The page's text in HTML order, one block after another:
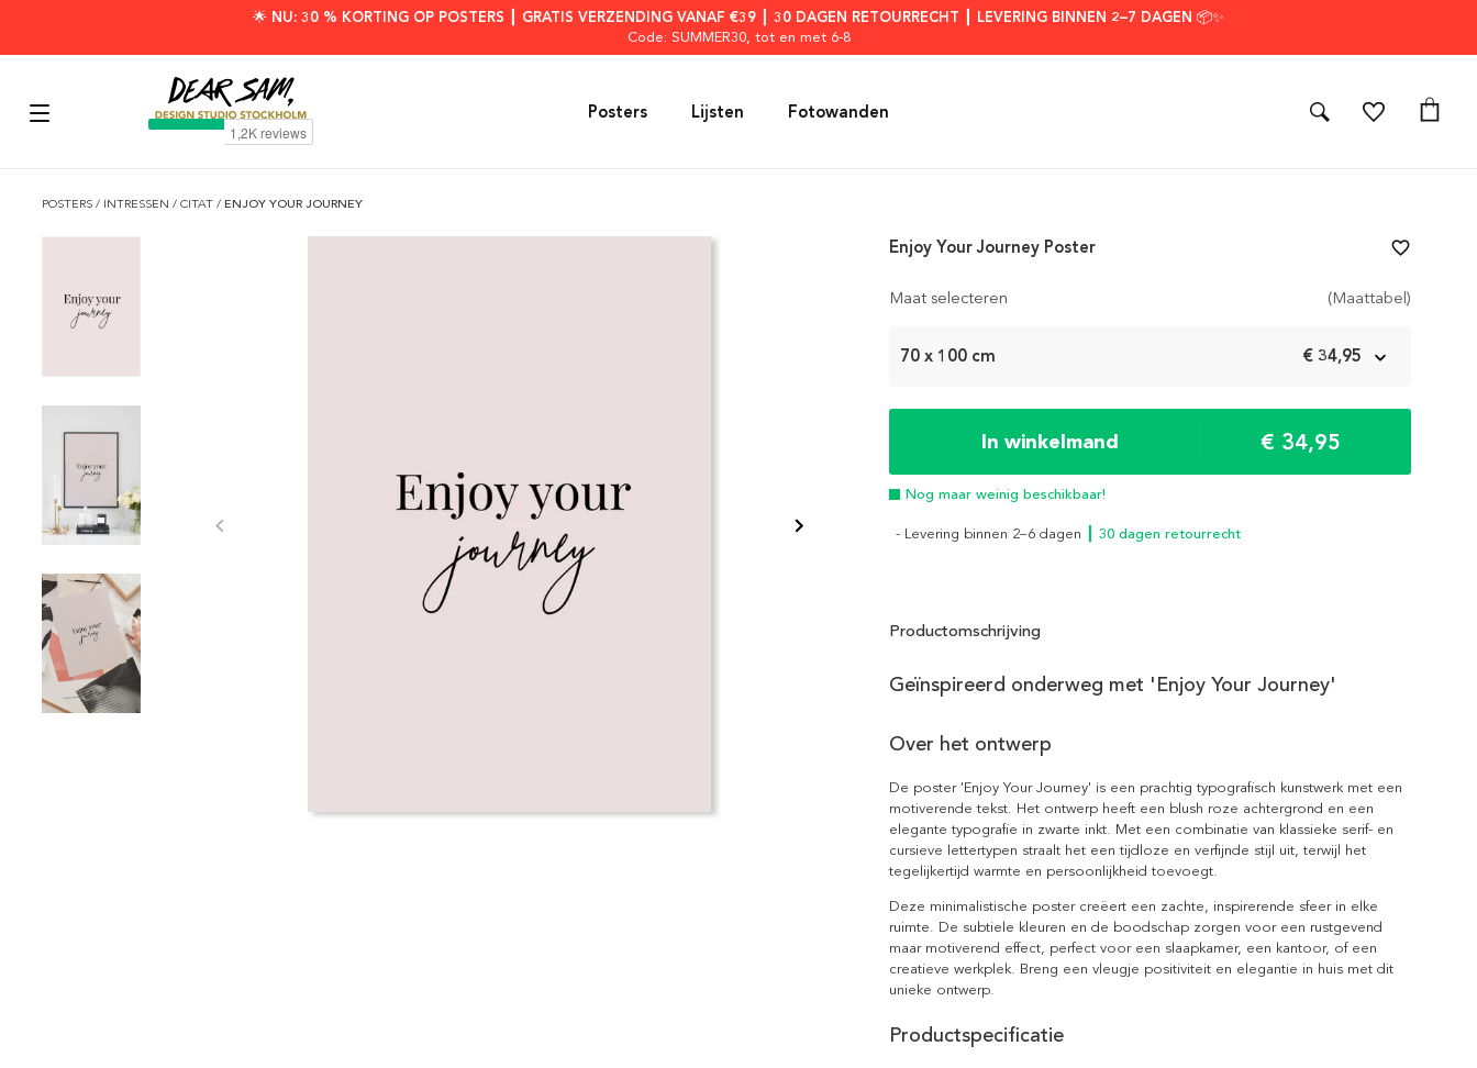
🌟 NU: 30 % KORTING OP POSTERS ┃ GRATIS VERZENDING VANAF €39 ┃ 30 DAGEN RETOURRECHT ┃ LEVERING BINNEN 2–7 DAGEN 📦✨
Code: SUMMER30, tot en met 6-8
Posters Lijsten Fotowanden
POSTERS / INTRESSEN / CITAT / ENJOY YOUR JOURNEY
Maat selecteren (Maattabel)
70 x 100 cm € 34,95
In winkelmand € 34,95
Nog maar weinig beschikbaar!
- Levering binnen 2–6 dagen ┃ 30 dagen retourrecht
Enjoy Your Journey Poster favorite_border
Productomschrijving
Geïnspireerd onderweg met 'Enjoy Your Journey'
Over het ontwerp
De poster 'Enjoy Your Journey' is een prachtig typografisch kunstwerk met een
motiverende tekst. Het ontwerp heeft een blush roze achtergrond en een
elegante typografie in zwarte inkt. Met een combinatie van klassieke serif- en
cursieve lettertypen straalt het een tijdloze en verfijnde stijl uit, terwijl het
tegelijkertijd warmte en persoonlijkheid toevoegt.
Deze minimalistische poster creëert een zachte, inspirerende sfeer in elke
ruimte. De subtiele kleuren en de boodschap zorgen voor een rustgevend
maar motiverend effect, perfect voor een slaapkamer, een kantoor, of een
creatieve werkplek. Breng een vleugje positiviteit en elegantie in huis met dit
unieke ontwerp.
Productspecificatie